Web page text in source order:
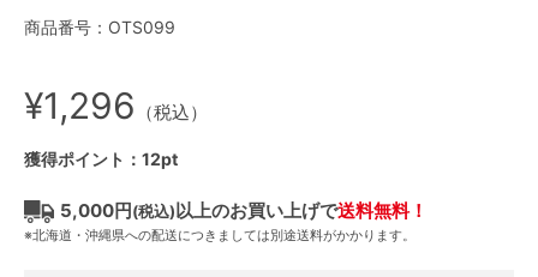
商品番号：OTS099
¥1,296 （税込）
獲得ポイント：12pt
5,000円(税込)以上のお買い上げで送料無料！
※北海道・沖縄県への配送につきましては別途送料がかかります。